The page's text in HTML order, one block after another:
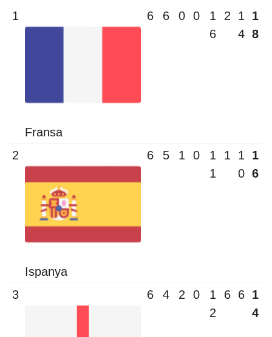
1
Fransa
6 6 0 0
1
6
2
1
4
1
8
2
Ispanya
6 5 1 0
1
1
1
1
0
1
6
3 6 4 2 0
1
2
6 6
1
4